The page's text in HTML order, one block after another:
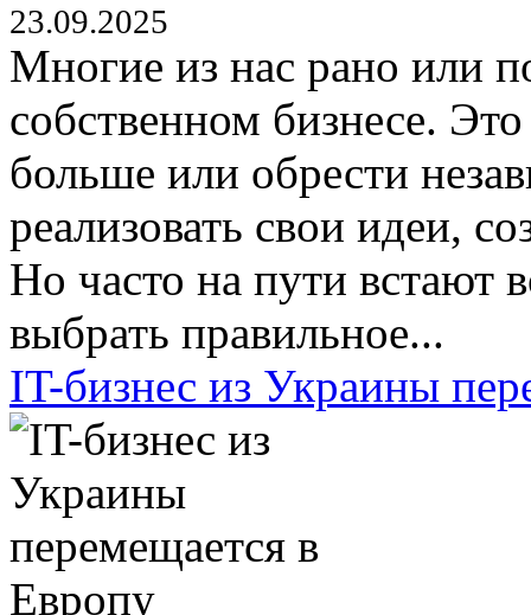
23.09.2025
Многие из нас рано или
собственном бизнесе.
больше или обрести
реализовать свои идеи,
Но часто на пути встают
выбрать правильное...
IT-бизнес из Украины